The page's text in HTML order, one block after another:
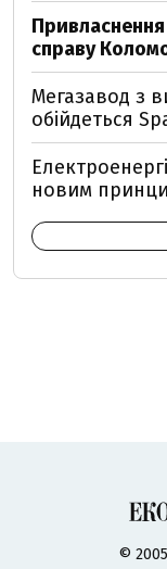
справу
Мегазавод з
обійдеться
новим
©